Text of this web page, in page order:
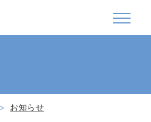
エージェント・インシュアランス・グ
お知らせ